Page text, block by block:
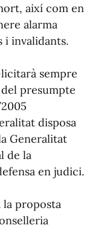
així com en
alarma
i invalidants.
sempre
presumpte
disposa
Generalitat
de la
en judici.
la proposta